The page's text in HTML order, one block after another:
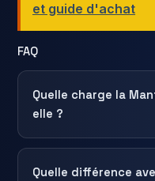
et guide d'achat
FAQ
Quelle charge la
elle ?
Quelle différence